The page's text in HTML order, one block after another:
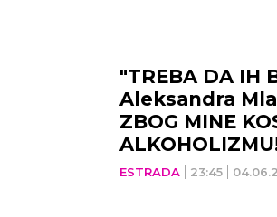
ESTRADA 23:45
"TREBA DA IH
Aleksandra
ZBOG MINE